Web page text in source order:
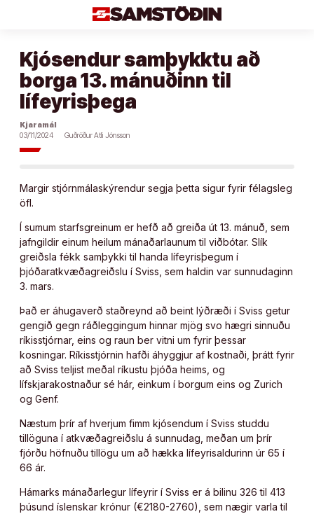
Kjósendur samþykktu að
borga 13. mánuðinn til
lífeyrisþega
Kjaramál
03/11/2024
Guðröður Atli Jónsson
Margir stjórnmálaskýrendur segja þetta sigur fyrir félagsleg
öfl.
Í sumum starfsgreinum er hefð að greiða út 13. mánuð, sem
jafngildir einum heilum mánaðarlaunum til viðbótar. Slík
greiðsla fékk samþykki til handa lífeyrisþegum í
þjóðaratkvæðagreiðslu í Sviss, sem haldin var sunnudaginn
3. mars.
Það er áhugaverð staðreynd að beint lýðræði í Sviss getur
gengið gegn ráðleggingum hinnar mjög svo hægri sinnuðu
ríkisstjórnar, eins og raun ber vitni um fyrir þessar
kosningar. Ríkisstjórnin hafði áhyggjur af kostnaði, þrátt fyrir
að Sviss teljist meðal ríkustu þjóða heims, og
lífskjarakostnaður sé hár, einkum í borgum eins og Zurich
og Genf.
Næstum þrír af hverjum fimm kjósendum í Sviss studdu
tillöguna í atkvæðagreiðslu á sunnudag, meðan um þrír
fjórðu höfnuðu tillögu um að hækka lífeyrisaldurinn úr 65 í
66 ár.
Hámarks mánaðarlegur lífeyrir í Sviss er á bilinu 326 til 413
þúsund íslenskar krónur (€2180-2760), sem nægir varla til